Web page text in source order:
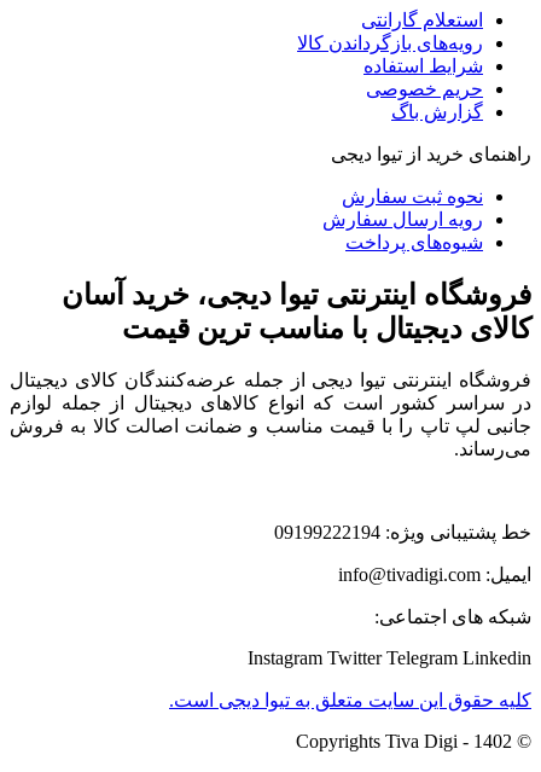
استعلام گارانتی
رویه‌های بازگرداندن کالا
شرایط استفاده
حریم خصوصی
گزارش باگ
راهنمای خرید از تیوا دیجی
نحوه ثبت سفارش
رویه ارسال سفارش
شیوه‌های پرداخت
فروشگاه اینترنتی تیوا دیجی، خرید آسان
کالای دیجیتال با مناسب ترین قیمت
فروشگاه اینترنتی تیوا دیجی از جمله عرضه‌کنندگان کالای دیجیتال
در سراسر کشور است که انواع کالاهای دیجیتال از جمله لوازم
جانبی لپ تاپ را با قیمت مناسب و ضمانت اصالت کالا به فروش
می‌رساند.
خط پشتیبانی ویژه: 09199222194
ایمیل: info@tivadigi.com
شبکه های اجتماعی:
Instagram Twitter Telegram Linkedin
کلیه حقوق این سایت متعلق به تیوا دیجی است.
© Copyrights Tiva Digi - 1402